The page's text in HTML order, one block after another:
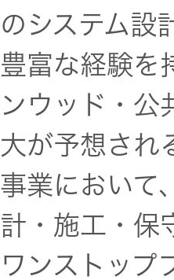
のシステム設
豊富な経験を
ンウッド・公
大が予想され
事業において
計・施工・保
ワンストップ